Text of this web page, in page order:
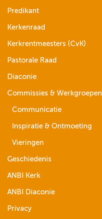
Predikant
Kerkenraad
Kerkrentmeesters (CvK)
Pastorale Raad
Diaconie
Commissies & Werkgroepen
Communicatie
Inspiratie & Ontmoeting
Vieringen
Geschiedenis
ANBI Kerk
ANBI Diaconie
Privacy